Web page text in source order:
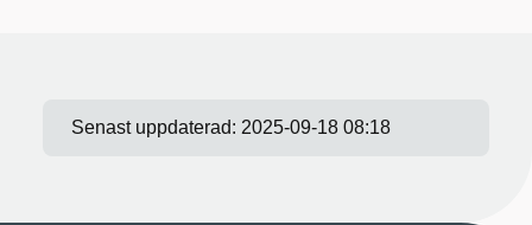
Senast uppdaterad: 2025-09-18 08:18